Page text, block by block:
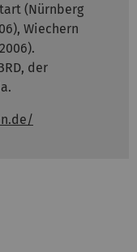
(Nürnberg
Wiechern
der